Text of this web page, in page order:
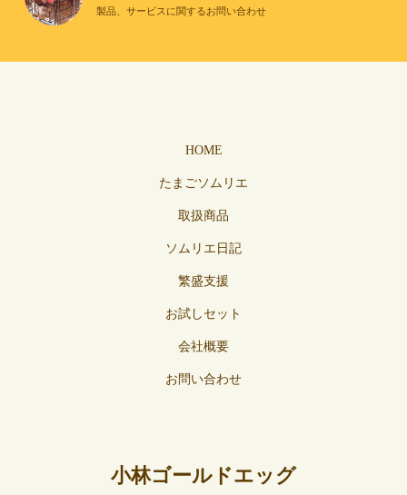
製品、サービスに関するお問い合わせ
HOME
たまごソムリエ
取扱商品
ソムリエ日記
繁盛支援
お試しセット
会社概要
お問い合わせ
小林ゴールドエッグ